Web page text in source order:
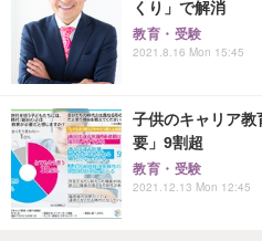
くり」で解消
教育・受験
2021.8.16 Mon 15:45
子供のキャリア教
要」9割超
教育・受験
2021.12.13 Mon 12:45